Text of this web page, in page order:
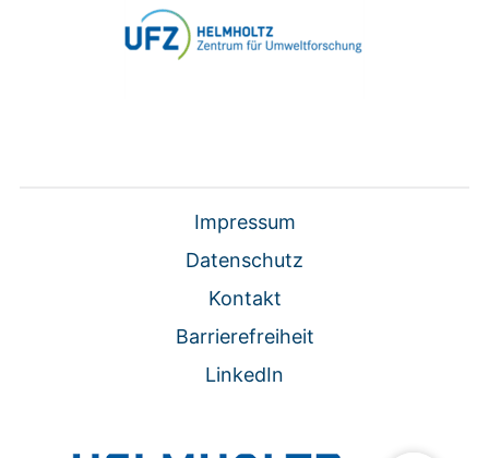
Impressum
Datenschutz
Kontakt
Barrierefreiheit
LinkedIn